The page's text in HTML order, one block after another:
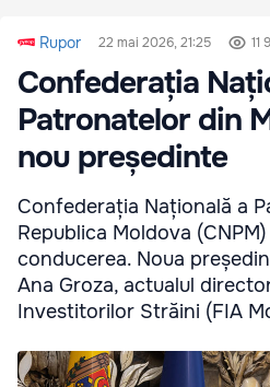
Rupor 22 mai 2026, 21:25 11
Confederația
Patronatelor din
nou președinte
Confederația Națională a
Republica Moldova
conducerea. Noua
Ana Groza, actualul
Investitorilor Străini (FIA